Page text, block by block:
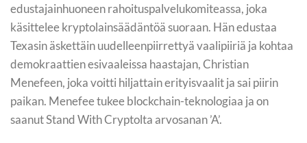
edustajainhuoneen rahoituspalvelukomiteassa, joka
käsittelee kryptolainsäädäntöä suoraan. Hän edustaa
Texasin äskettäin uudelleenpiirrettyä vaalipiiriä ja kohtaa
demokraattien esivaaleissa haastajan, Christian
Menefeen, joka voitti hiljattain erityisvaalit ja sai piirin
paikan. Menefee tukee blockchain-teknologiaa ja on
saanut Stand With Cryptolta arvosanan ’A’.